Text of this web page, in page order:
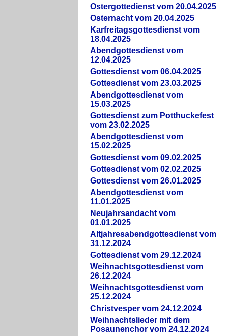
Ostergottedienst vom 20.04.2025
Osternacht vom 20.04.2025
Karfreitagsgottesdienst vom
18.04.2025
Abendgottesdienst vom
12.04.2025
Gottesdienst vom 06.04.2025
Gottesdienst vom 23.03.2025
Abendgottesdienst vom
15.03.2025
Gottesdienst zum Potthuckefest
vom 23.02.2025
Abendgottesdienst vom
15.02.2025
Gottesdienst vom 09.02.2025
Gottesdienst vom 02.02.2025
Gottesdienst vom 26.01.2025
Abendgottesdienst vom
11.01.2025
Neujahrsandacht vom
01.01.2025
Altjahresabendgottesdienst vom
31.12.2024
Gottesdienst vom 29.12.2024
Weihnachtsgottesdienst vom
26.12.2024
Weihnachtsgottesdienst vom
25.12.2024
Christvesper vom 24.12.2024
Weihnachtslieder mit dem
Posaunenchor vom 24.12.2024